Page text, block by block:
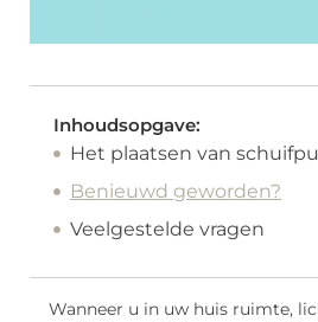
Inhoudsopgave:
Het plaatsen van
Benieuwd geworden?
Veelgestelde vragen
Wanneer u in uw huis ruimte,